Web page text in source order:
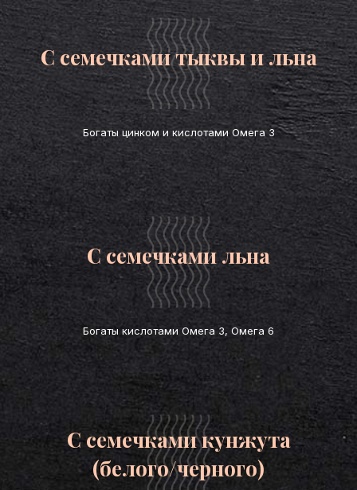
Богаты цинком и кислотами Омега 3
С семечками льна
Богаты кислотами Омега 3, Омега 6
С семечками кунжута
(белого/черного)
Насыщены природным кальцием